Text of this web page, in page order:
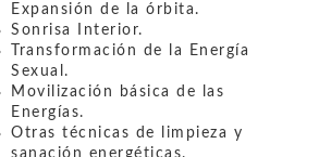
Expansión de la órbita.
Sonrisa Interior.
Transformación de la Energía
Sexual.
Movilización básica de las
Energías.
Otras técnicas de limpieza y